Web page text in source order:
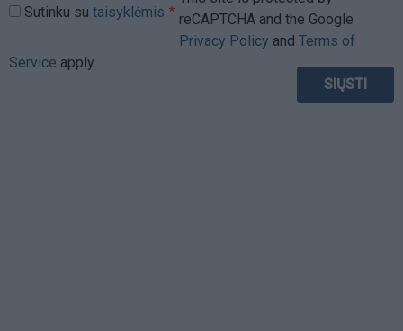
Sutinku su taisyklėmis
reCAPTCHA and the Google
Privacy Policy and Terms of
Service apply.